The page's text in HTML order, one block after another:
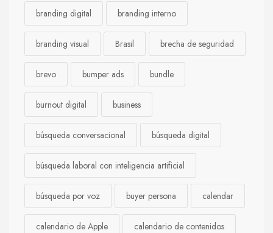
branding digital branding interno
branding visual Brasil brecha de seguridad
brevo bumper ads bundle
burnout digital business
búsqueda conversacional búsqueda digital
búsqueda laboral con inteligencia artificial
búsqueda por voz buyer persona calendar
calendario de Apple calendario de contenidos